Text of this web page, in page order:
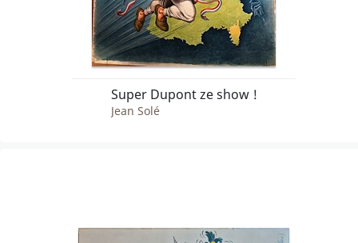
Super Dupont ze show !
Jean Solé